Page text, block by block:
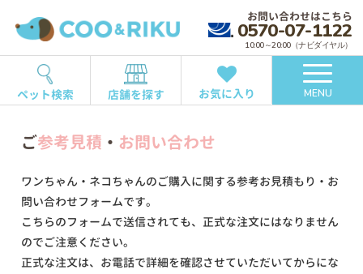
お問い合わせはこちら
0570-07-1122
10:00～20:00（ナビダイヤル）
ペット検索 店舗を探す お気に入り MENU
ご参考見積 ・ お問い合わせ
ワンちゃん・ネコちゃんのご購入に関する参考お見積もり・お
問い合わせフォームです。
こちらのフォームで送信されても、正式な注文にはなりません
のでご注意ください。
正式な注文は、お電話で詳細を確認させていただいてからにな